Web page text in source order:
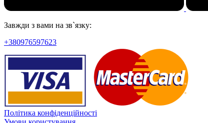
Завжди з вами на зв`язку:
+380976597623
Політика конфіденційності